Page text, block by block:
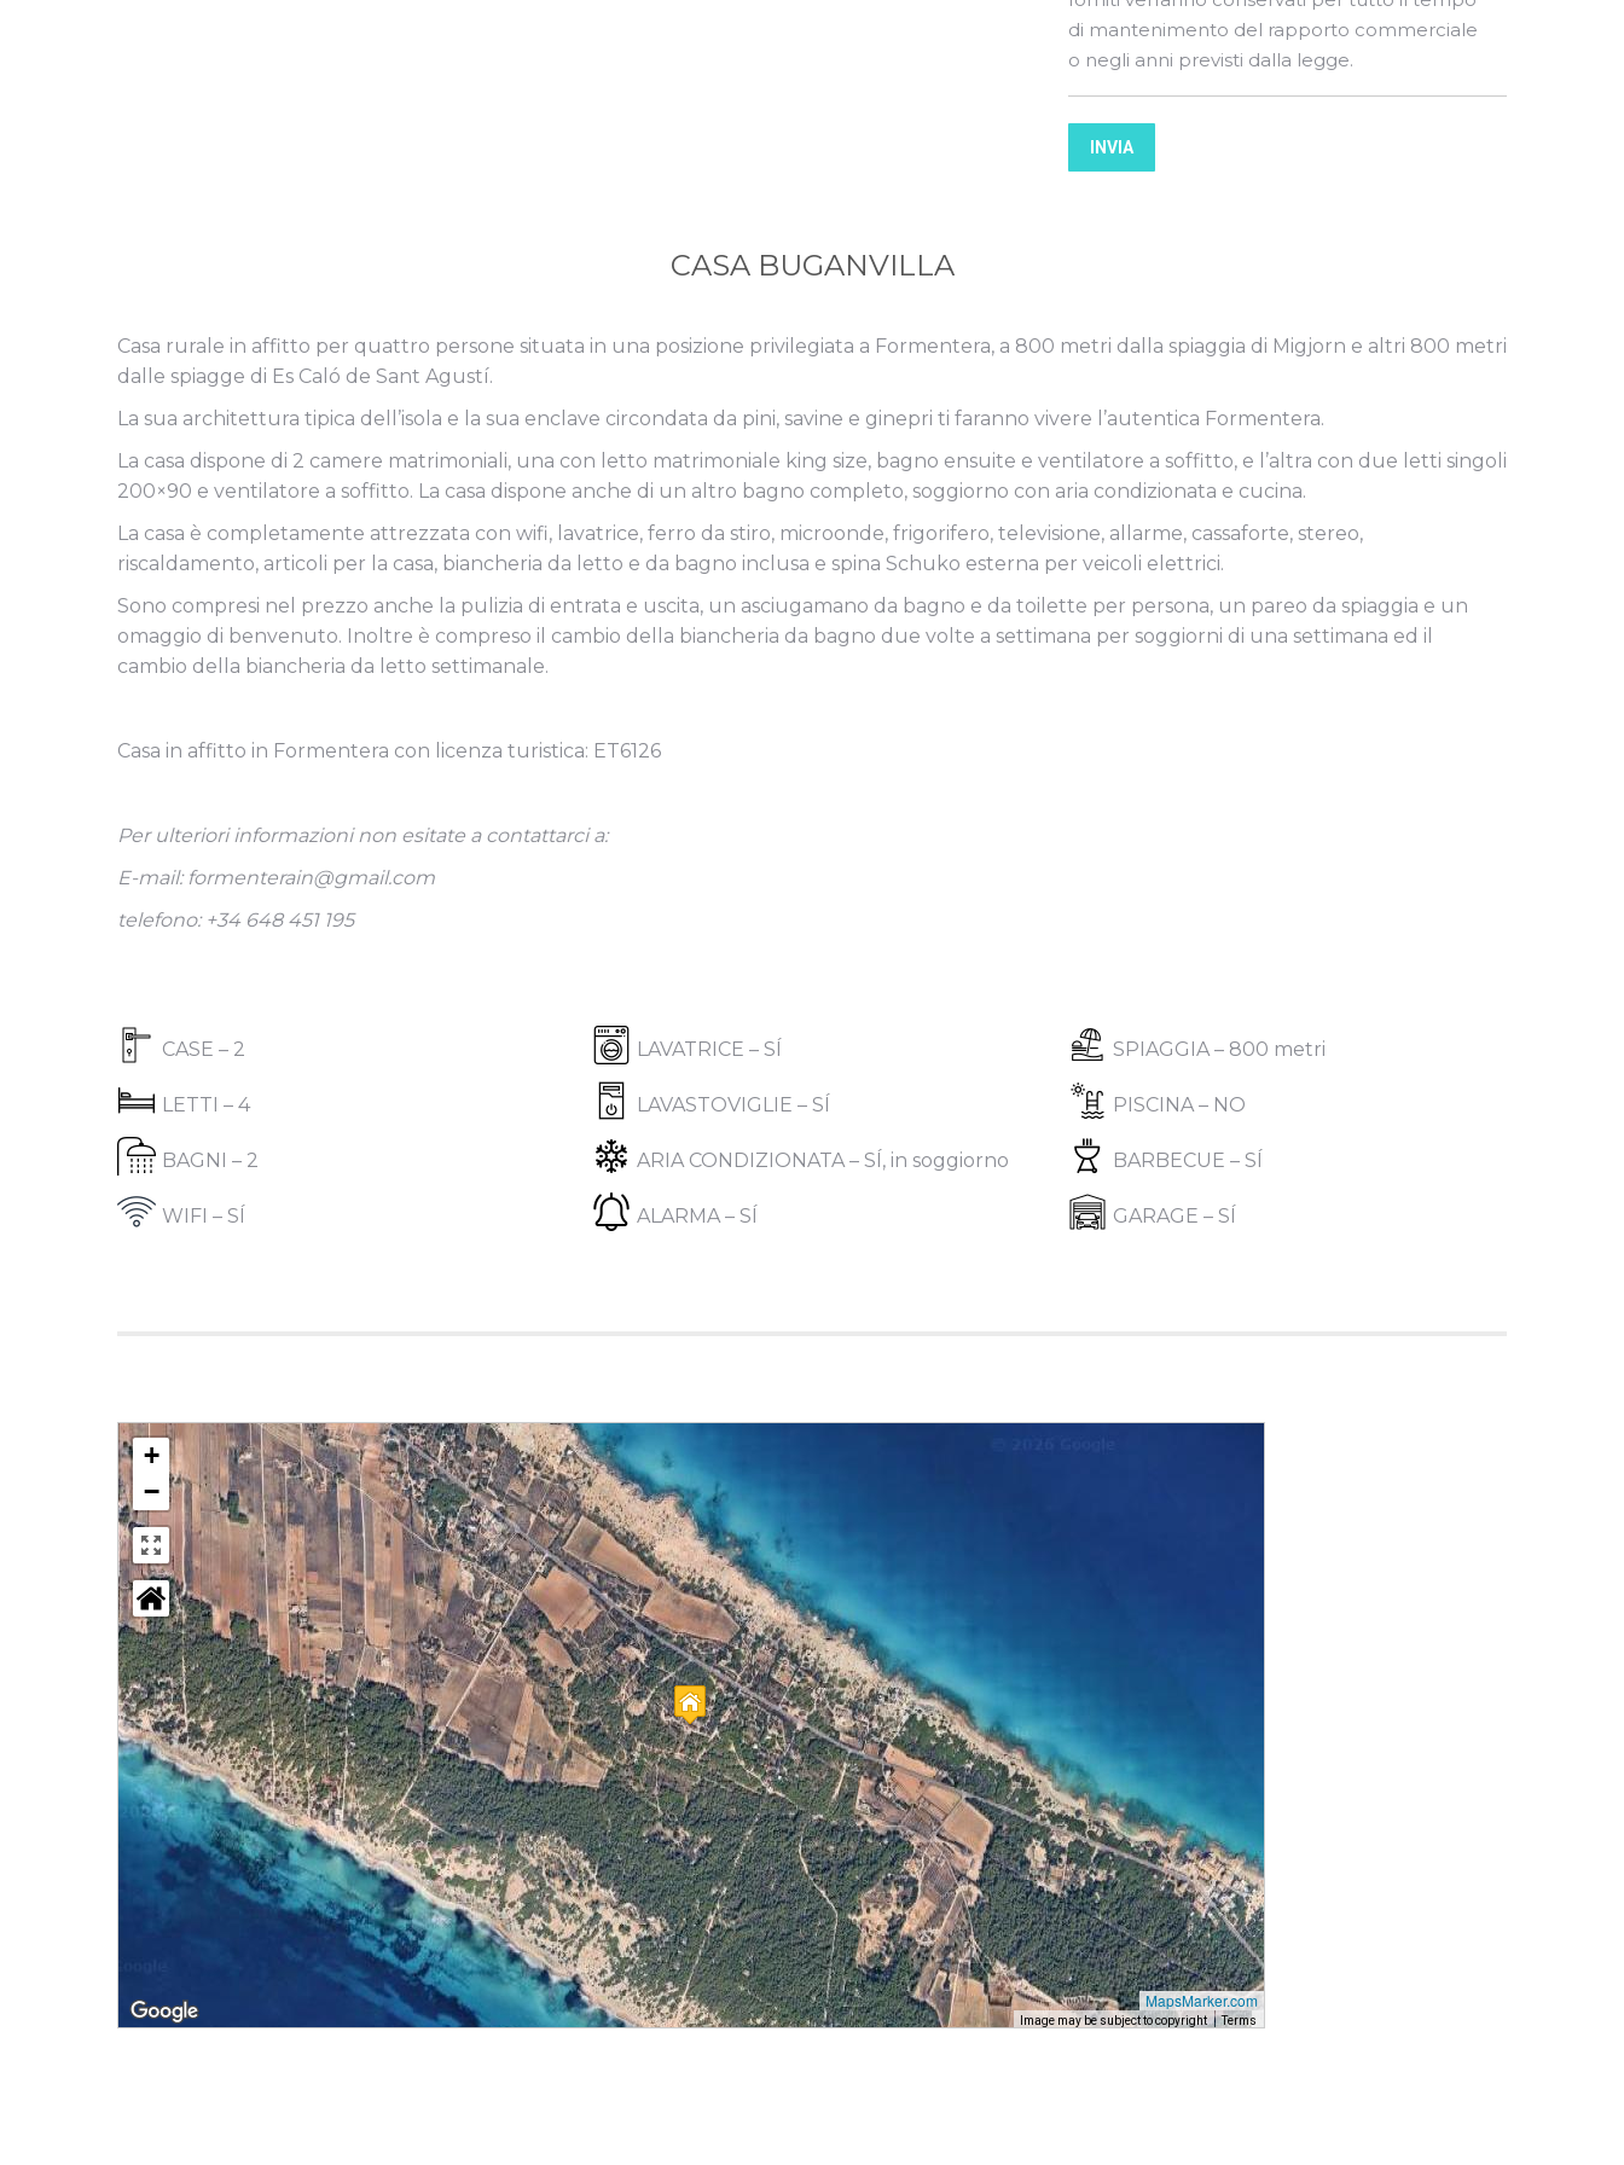
di mantenimento del rapporto commerciale
o negli anni previsti dalla legge.
INVIA
CASA BUGANVILLA
Casa rurale in affitto per quattro persone situata in una posizione privilegiata a Formentera, a 800 metri dalla spiaggia di Migjorn e altri 800 metri
dalle spiagge di Es Caló de Sant Agustí.
La sua architettura tipica dell’isola e la sua enclave circondata da pini, savine e ginepri ti faranno vivere l’autentica Formentera.
La casa dispone di 2 camere matrimoniali, una con letto matrimoniale king size, bagno ensuite e ventilatore a soffitto, e l’altra con due letti singoli
200×90 e ventilatore a soffitto. La casa dispone anche di un altro bagno completo, soggiorno con aria condizionata e cucina.
La casa è completamente attrezzata con wifi, lavatrice, ferro da stiro, microonde, frigorifero, televisione, allarme, cassaforte, stereo,
riscaldamento, articoli per la casa, biancheria da letto e da bagno inclusa e spina Schuko esterna per veicoli elettrici.
Sono compresi nel prezzo anche la pulizia di entrata e uscita, un asciugamano da bagno e da toilette per persona, un pareo da spiaggia e un
omaggio di benvenuto. Inoltre è compreso il cambio della biancheria da bagno due volte a settimana per soggiorni di una settimana ed il
cambio della biancheria da letto settimanale.
Casa in affitto in Formentera con licenza turistica: ET6126
Per ulteriori informazioni non esitate a contattarci a:
E-mail: formenterain@gmail.com
telefono: +34 648 451 195
CASE – 2
LETTI – 4
BAGNI – 2
WIFI – SÍ
LAVATRICE – SÍ
LAVASTOVIGLIE – SÍ
ARIA CONDIZIONATA – SÍ, in soggiorno
ALARMA – SÍ
SPIAGGIA – 800 metri
PISCINA – NO
BARBECUE – SÍ
GARAGE – SÍ
+
−
MapsMarker.com
Image may be subject to copyright Terms